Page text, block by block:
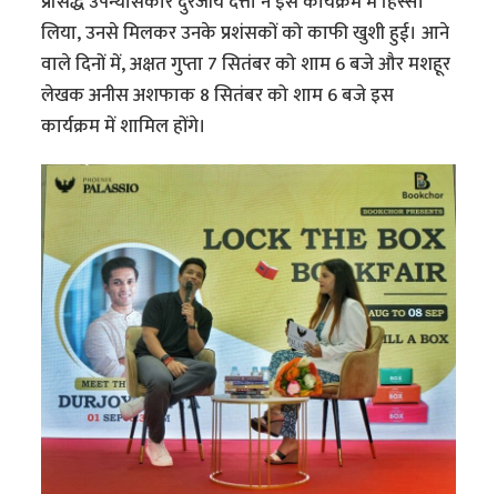
लिया, उनसे मिलकर उनके प्रशंसकों को काफी खुशी हुई। आने
वाले दिनों में, अक्षत गुप्ता 7 सितंबर को शाम 6 बजे और मशहूर
लेखक अनीस अशफाक 8 सितंबर को शाम 6 बजे इस
कार्यक्रम में शामिल होंगे।